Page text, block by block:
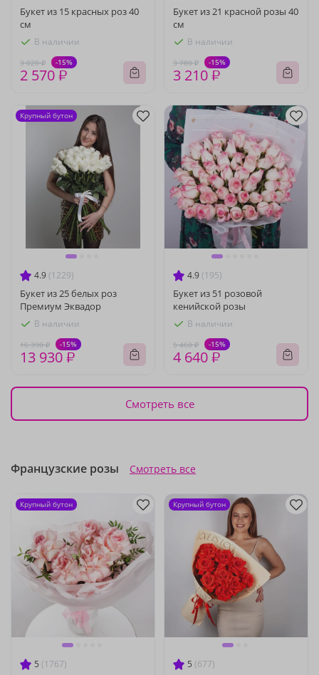
Букет из 15 красных роз 40
см
В наличии
3 020 ₽ -15%
2 570 ₽
Букет из 21 красной розы 40
см
В наличии
3 780 ₽ -15%
3 210 ₽
4.9 (1229)
Букет из 25 белых роз
Премиум Эквадор
В наличии
16 390 ₽ -15%
13 930 ₽
Крупный бутон
4.9 (195)
Букет из 51 розовой
кенийской розы
В наличии
5 460 ₽ -15%
4 640 ₽
Смотреть все
Французские розы Смотреть все
5 (1767)
Крупный бутон
5 (677)
Крупный бутон